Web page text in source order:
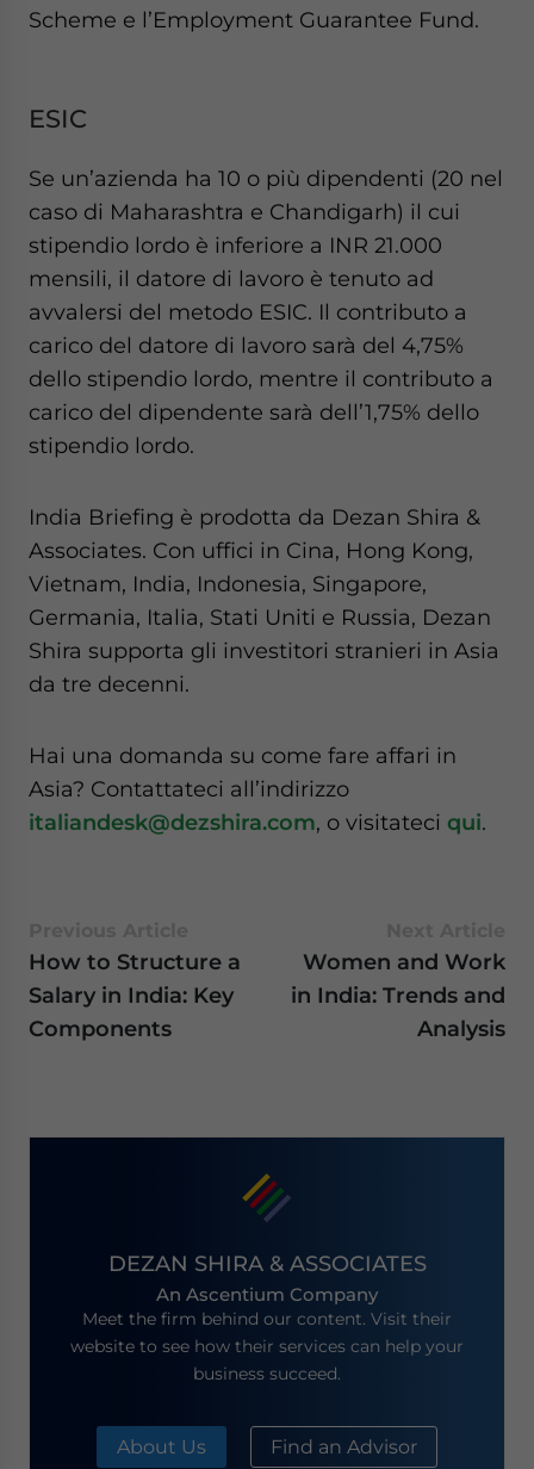
Scheme e l’Employment Guarantee Fund.
ESIC
Se un’azienda ha 10 o più dipendenti (20 nel
caso di Maharashtra e Chandigarh) il cui
stipendio lordo è inferiore a INR 21.000
mensili, il datore di lavoro è tenuto ad
avvalersi del metodo ESIC. Il contributo a
carico del datore di lavoro sarà del 4,75%
dello stipendio lordo, mentre il contributo a
carico del dipendente sarà dell’1,75% dello
stipendio lordo.
India Briefing è prodotta da Dezan Shira &
Associates. Con uffici in Cina, Hong Kong,
Vietnam, India, Indonesia, Singapore,
Germania, Italia, Stati Uniti e Russia, Dezan
Shira supporta gli investitori stranieri in Asia
da tre decenni.
Hai una domanda su come fare affari in
Asia? Contattateci all’indirizzo
italiandesk@dezshira.com, o visitateci qui.
How to Structure a
Salary in India: Key
Components
Women and Work
in India: Trends and
Analysis
DEZAN SHIRA & ASSOCIATES
An Ascentium Company
Meet the firm behind our content. Visit their
website to see how their services can help your
business succeed.
About Us Find an Advisor